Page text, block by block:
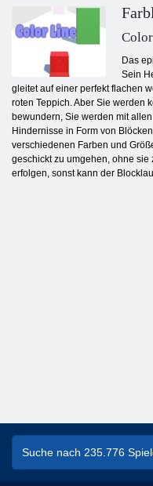
Das
Sein
gleitet auf einer perfekt flachen
roten Teppich. Aber Sie werden
bewundern, Sie werden mit
Hindernisse in Form von
verschiedenen Farben und
geschickt zu umgehen, ohne
erfolgen, sonst kann der